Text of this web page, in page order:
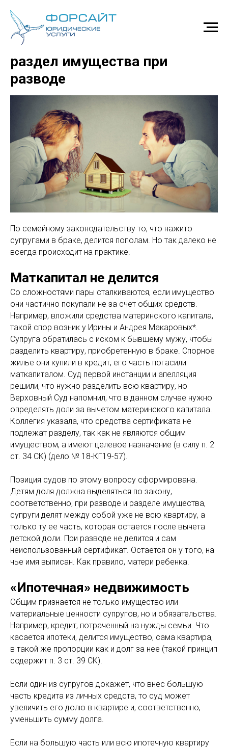
Личное или совместное:
раздел имущества при
разводе
По семейному законодательству то, что нажито
супругами в браке, делится пополам. Но так далеко не
всегда происходит на практике.
Маткапитал не делится
Со сложностями пары сталкиваются, если имущество
они частично покупали не за счет общих средств.
Например, вложили средства материнского капитала,
такой спор возник у Ирины и Андрея Макаровых*.
Супруга обратилась с иском к бывшему мужу, чтобы
разделить квартиру, приобретенную в браке. Спорное
жилье они купили в кредит, его часть погасили
маткапиталом. Суд первой инстанции и апелляция
решили, что нужно разделить всю квартиру, но
Верховный Суд напомнил, что в данном случае нужно
определять доли за вычетом материнского капитала.
Коллегия указала, что средства сертификата не
подлежат разделу, так как не являются общим
имуществом, а имеют целевое назначение (в силу п. 2
ст. 34 СК) (дело № 18-КГ19-57).
Позиция судов по этому вопросу сформирована.
Детям доля должна выделяться по закону,
соответственно, при разводе и разделе имущества,
супруги делят между собой уже не всю квартиру, а
только ту ее часть, которая остается после вычета
детской доли. При разводе не делится и сам
неиспользованный сертификат. Остается он у того, на
чье имя выписан. Как правило, матери ребенка.
«Ипотечная» недвижимость
Общим признается не только имущество или
материальные ценности супругов, но и обязательства.
Например, кредит, потраченный на нужды семьи. Что
касается ипотеки, делится имущество, сама квартира,
в такой же пропорции как и долг за нее (такой принцип
содержит п. 3 ст. 39 СК).
Если один из супругов докажет, что внес большую
часть кредита из личных средств, то суд может
увеличить его долю в квартире и, соответственно,
уменьшить сумму долга.
Если на большую часть или всю ипотечную квартиру